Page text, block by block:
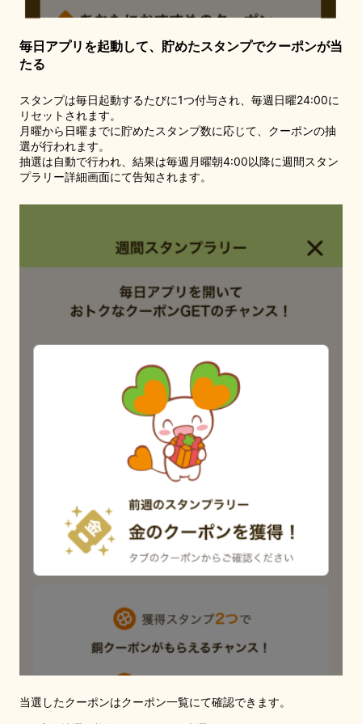
毎日アプリを起動して、貯めたスタンプでクーポンが当
たる
スタンプは毎日起動するたびに1つ付与され、毎週日曜24:00に
リセットされます。
月曜から日曜までに貯めたスタンプ数に応じて、クーポンの抽
選が行われます。
抽選は自動で行われ、結果は毎週月曜朝4:00以降に週間スタン
プラリー詳細画面にて告知されます。
当選したクーポンはクーポン一覧にて確認できます。